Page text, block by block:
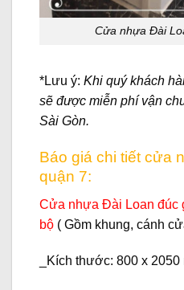
Cửa nhựa Đài
*Lưu ý: Khi quý khách
sẽ được miễn phí vận
Sài Gòn.
Báo giá chi tiết cửa
quận 7:
Cửa nhựa Đài Loan đúc
bộ ( Gồm khung, cánh
_Kích thước: 800 x 2050